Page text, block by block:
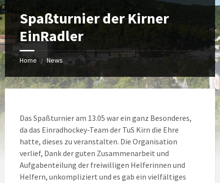
Spaßturnier der Kirner
EinRadler
Home / News
Das Spaßturnier am 13.05 war ein ganz Besonderes,
da das Einradhockey-Team der TuS Kirn die Ehre
hatte, dieses zu veranstalten. Die Organisation
verlief, Dank der guten Zusammenarbeit und
Aufgabenteilung der freiwilligen Helferinnen und
Helfern, unkompliziert und es gab ein vielfältiges